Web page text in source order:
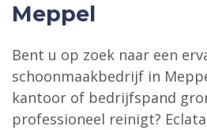
Contact
Meppel
Bent u op zoek naar een
schoonmaakbedrijf in
kantoor of bedrijfspand
professioneel reinigt?